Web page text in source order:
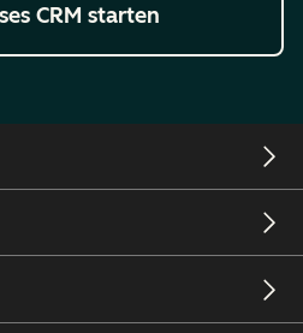
CRM starten